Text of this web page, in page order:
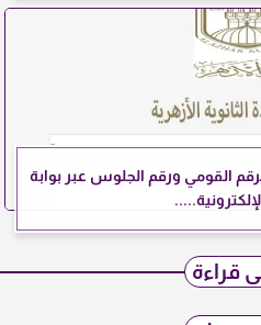
الثانوية الأزهرية 2026 بالرقم القومي ورقم الجلوس عبر بوابة
قراءة